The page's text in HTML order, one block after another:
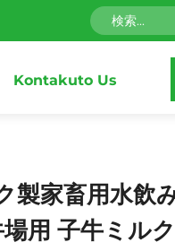
Kontakuto Us
製家畜用水飲
用 子牛ミル